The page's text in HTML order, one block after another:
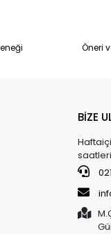
Öneri
BİZE